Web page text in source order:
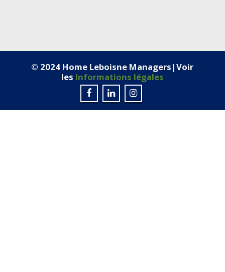
© 2024 Home Leboisne Managers|Voir
les Informations légales